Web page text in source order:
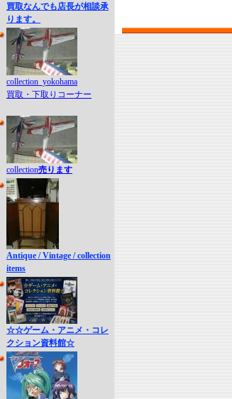
買取なんでも店長が相談承
ります。
collection_yokohama
買取・下取りコーナー
collection売ります
Antique / Vintage / collection
items
☆☆ゲーム・アニメ・コレ
クション資料館☆